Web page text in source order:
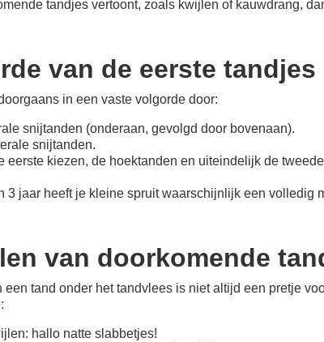
tandjes vertoont, zoals kwijlen of kauwdrang,
van de eerste tandjes
in een vaste volgorde door:
snijtanden (onderaan, gevolgd door bovenaan).
snijtanden.
eerste kiezen, de hoektanden en uiteindelijk de
3 jaar heeft je kleine spruit waarschijnlijk een volledig
van doorkomende
een tand onder het tandvlees is niet altijd een pretje
hallo natte slabbetjes!